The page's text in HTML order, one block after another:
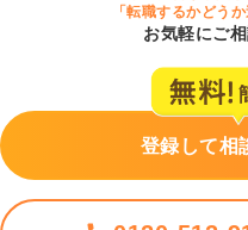
「転職するかどう
お気軽にご
登録して相